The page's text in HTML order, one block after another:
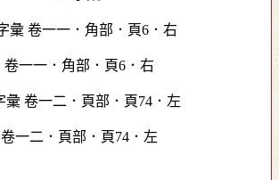
卷一一．角部．頁6．右
卷一二．頁部．頁74．左